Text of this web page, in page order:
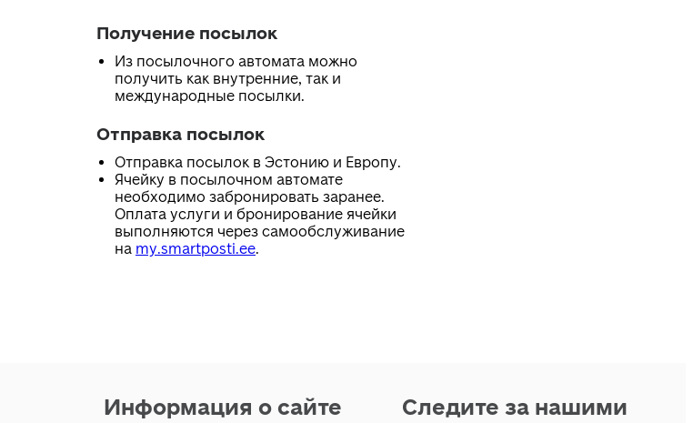
Получение посылок
Из посылочного автомата можно
получить как внутренние, так и
международные посылки.
Отправка посылок
Отправка посылок в Эстонию и Европу.
Ячейку в посылочном автомате
необходимо забронировать заранее.
Оплата услуги и бронирование ячейки
выполняются через самообслуживание
на my.smartposti.ee.
Информация о сайте
Следите за нашими